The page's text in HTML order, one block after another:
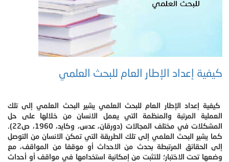
كيفية إعداد الإطار العام للبحث العلمي
كيفية إعداد الإطار العام للبحث العلمي يشير البحث العلمي إلى تلك
العملية المرتبة والمنظمة التي يعمل الانسان من خلالها على حل
المشكلات في مختلف المجالات (دورقان، عدس، وكايد، 1960، ص22).
كما يشير البحث العلمي إلى تلك الطريقة التي تمكن الانسان من التوصل
إلى الحقائق المرتبطة بحدث من الاحداث أو موقفا من المواقف، مع
وضعها تحت الاختبار؛ للتثبت من إمكانية استخدامها في مواقف أو أحداث